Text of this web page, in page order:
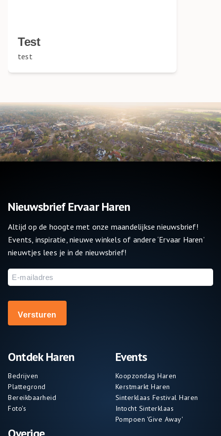
Test
test
Ontdek Haren
Bedrijven
Plattegrond
Bereikbaarheid
Foto's
Events
Koopzondag Haren
Kerstmarkt Haren
Sinterklaas Festival Haren
Intocht Sinterklaas
Pompoen 'Give Away'
Nieuwsbrief Ervaar Haren
Altijd op de hoogte met onze maandelijkse nieuwsbrief!
Events, inspiratie, nieuwe winkels of andere ‘Ervaar Haren’
nieuwtjes lees je in de nieuwsbrief!
E-
mailadres